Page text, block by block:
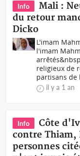
Info
Mali :
du retour
Dicko
L'imam
l'imam
religieux de
partisans de
il y a 1 an
Info
Côte
contre Thiam,
personnes